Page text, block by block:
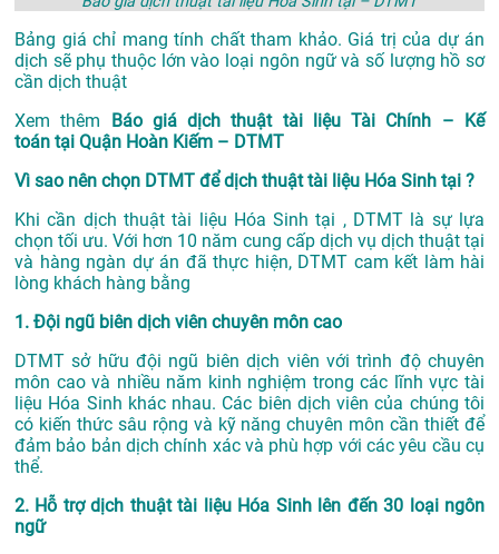
Bảng giá chỉ mang tính chất tham khảo. Giá trị của dự án
dịch sẽ phụ thuộc lớn vào loại ngôn ngữ và số lượng hồ sơ
cần dịch thuật
Xem thêm
Báo giá dịch thuật tài liệu Tài Chính – Kế
toán tại Quận Hoàn Kiếm – DTMT
Vì sao nên chọn DTMT để dịch thuật tài liệu Hóa Sinh tại ?
Khi cần dịch thuật tài liệu Hóa Sinh tại , DTMT là sự lựa
chọn tối ưu. Với hơn 10 năm cung cấp dịch vụ dịch thuật tại
và hàng ngàn dự án đã thực hiện, DTMT cam kết làm hài
lòng khách hàng bằng
1. Đội ngũ biên dịch viên chuyên môn cao
DTMT sở hữu đội ngũ biên dịch viên với trình độ chuyên
môn cao và nhiều năm kinh nghiệm trong các lĩnh vực tài
liệu Hóa Sinh khác nhau. Các biên dịch viên của chúng tôi
có kiến thức sâu rộng và kỹ năng chuyên môn cần thiết để
đảm bảo bản dịch chính xác và phù hợp với các yêu cầu cụ
thể.
2. Hỗ trợ dịch thuật tài liệu Hóa Sinh lên đến 30 loại ngôn
ngữ